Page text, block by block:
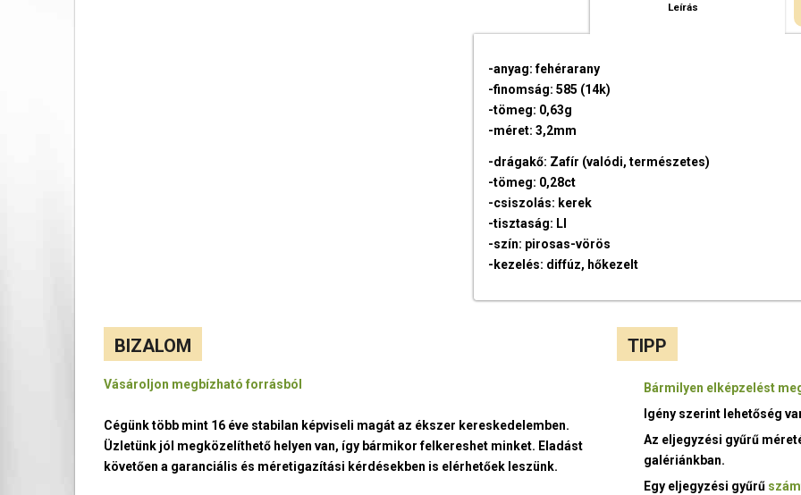
Leírás
-anyag: fehérarany
-finomság: 585 (14k)
-tömeg: 0,63g
-méret: 3,2mm
-drágakő: Zafír (valódi, természetes)
-tömeg: 0,28ct
-csiszolás: kerek
-tisztaság: LI
-szín: pirosas-vörös
-kezelés: diffúz, hőkezelt
BIZALOM
Vásároljon megbízható forrásból
Cégünk több mint 16 éve stabilan képviseli magát az ékszer kereskedelemben.
Üzletünk jól megközelíthető helyen van, így bármikor felkereshet minket. Eladást
követően a garanciális és méretigazítási kérdésekben is elérhetőek leszünk.
TIPP
Bármilyen elképzelést
Igény szerint lehetőség
Az eljegyzési gyűrű
galériánkban.
Egy eljegyzési gyűrű